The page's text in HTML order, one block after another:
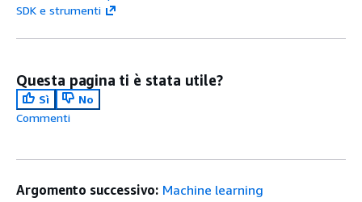
SDK e strumenti
Questa pagina ti è stata utile?
Sì
No
Commenti
Argomento successivo: Machine learning